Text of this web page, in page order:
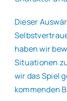
Dieser
haben wir
Situationen
wir das Spiel
kommenden